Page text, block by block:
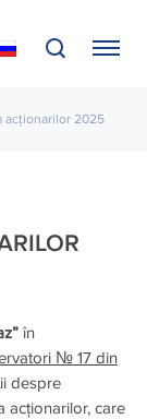
acționarilor 2025
în
№ 17 din
despre
acționarilor, care